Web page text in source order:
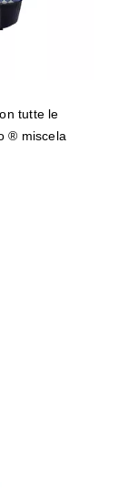
tutte le
® miscela
le
®
BLU